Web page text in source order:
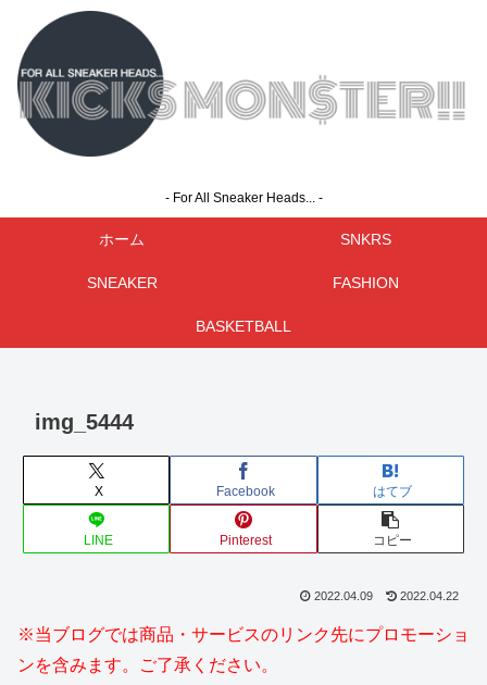
- For All Sneaker Heads... -
ホーム SNKRS
SNEAKER FASHION
BASKETBALL
img_5444
X Facebook はてブ
LINE Pinterest コピー
2022.04.09 2022.04.22
※当ブログでは商品・サービスのリンク先にプロモーショ
ンを含みます。ご了承ください。